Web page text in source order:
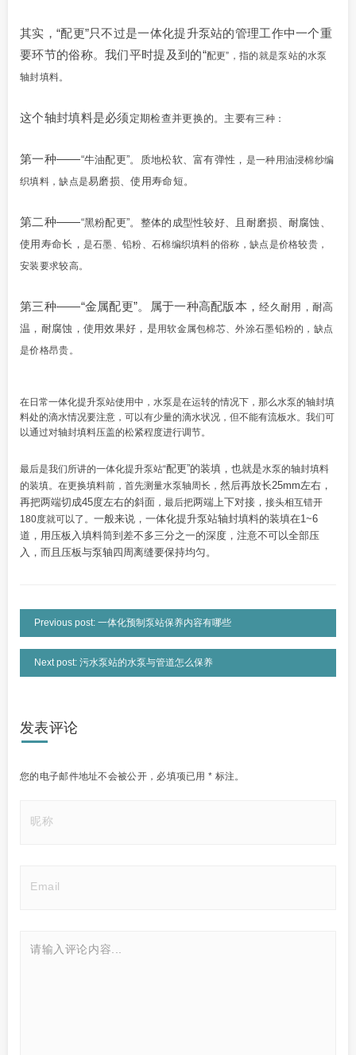
其实，“配更”只不过是一体化提升泵站的管理工作中一个重
要环节的俗称。我们平时提及到的“配更”，指的就是泵站的水泵
轴封填料。
这个轴封填料是必须 定期检查并更换的。主要有三种：
第一种——“牛油配更”。质地松软、富有弹性， 是一种用油浸棉纱编
织填料，缺点是易磨损、使用寿命短。
第二种——“黑粉配更”。整体的 成型性较好、且耐磨损、耐腐蚀、
使用寿命长， 是石墨、铅粉、石棉编织填料的俗称，缺点是价格较贵，
安装要求较高。
第三种——“金属配更”。属于一种高配版本，经久耐用，耐高
温，耐腐蚀，使用效果好，是用软金属包棉芯、外涂石墨铅粉的，缺点
是价格昂贵。
在日常一体化提升泵站使用中， 水泵是在运转的情况下 ，那么水泵的轴封填
料处的滴水情况要注意 ，可以有少量的滴水状况，但不能有流板水。我们可
以通过对轴封填料压盖的松紧程度进行调节。
最后是我们所讲的一体化提升泵站“配更”的装填，也就是水泵的轴封填料
的装填。在更换填料前，首先测量水泵轴周长， 然后再放长25mm左右，
再把两端切成45度左右的斜面 ，最后把两端上下对接， 接头相互错开
180度就可以了。 一般来说，一体化提升泵站轴封填料的装填在1~6
道，用压板入填料筒到差不多三分之一的深度，注意不可以全部压
入，而且 压板与泵轴四周离缝要保持均匀。
Previous post: 一体化预制泵站保养内容有哪些
Next post: 污水泵站的水泵与管道怎么保养
发表评论
您的电子邮件地址不会被公开， 必填项已用* 标注。